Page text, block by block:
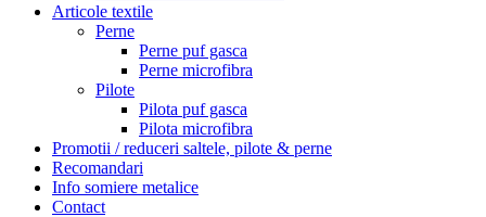
Articole textile
Perne
Perne puf gasca
Perne microfibra
Pilote
Pilota puf gasca
Pilota microfibra
Promotii / reduceri saltele, pilote & perne
Recomandari
Info somiere metalice
Contact